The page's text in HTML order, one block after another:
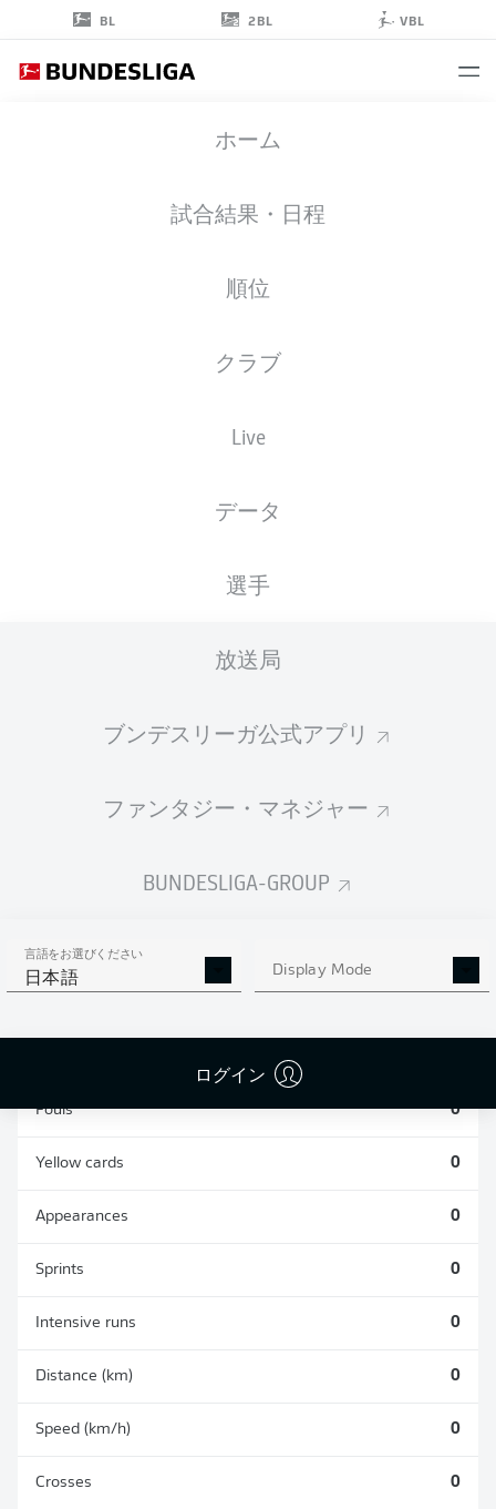
BL 2BL VBL
ホーム
試合結果・日程
順位
クラブ
Live
データ
選手
放送局
ブンデスリーガ公式アプリ
ファンタジー・マネジャー
BUNDESLIGA-GROUP
言語をお選びください
日本語 Display Mode
ログイン
統計 シーズン 2026/2027
TACKLES WON
Fouls 0
Yellow cards 0
Appearances 0
Sprints 0
Intensive runs 0
Distance (km) 0
Speed (km/h) 0
Crosses 0